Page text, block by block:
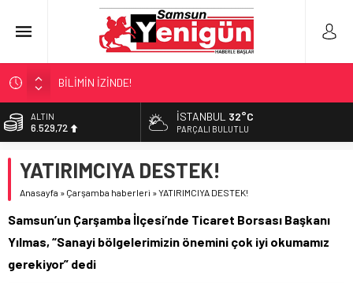
BİLİMİN İZİNDE!
TIR’A ‘ZEHİR’ BASKINI!
FECİ SON!
SAMSUN YANACAK!
ALTIN
6.529,72
13.703,13
DOLAR
55,1152
İSTANBUL 32°C
PARÇALI BULUTLU
YATIRIMCIYA DESTEK!
Anasayfa » Çarşamba haberleri »YATIRIMCIYA DESTEK!
Samsun’un Çarşamba İlçesi’nde Ticaret Borsası Başkanı
Yılmas, “Sanayi bölgelerimizin önemini çok iyi okumamız
gerekiyor” dedi